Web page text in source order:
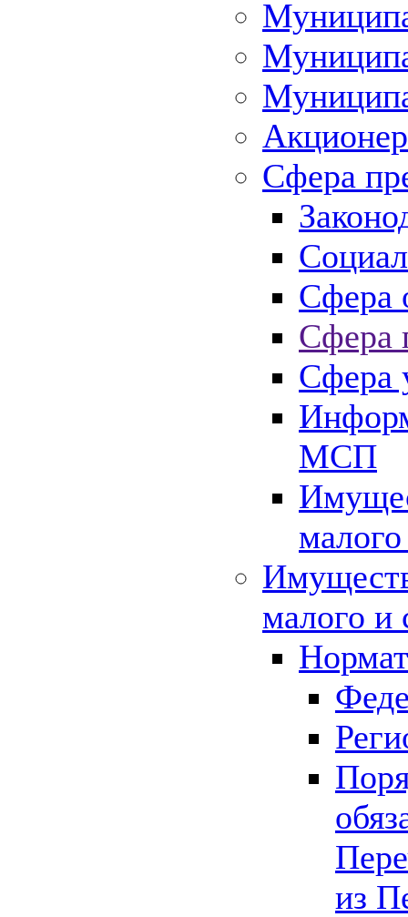
Сфера
Сфера
Сфера
Сфера
МСП
малого и
из